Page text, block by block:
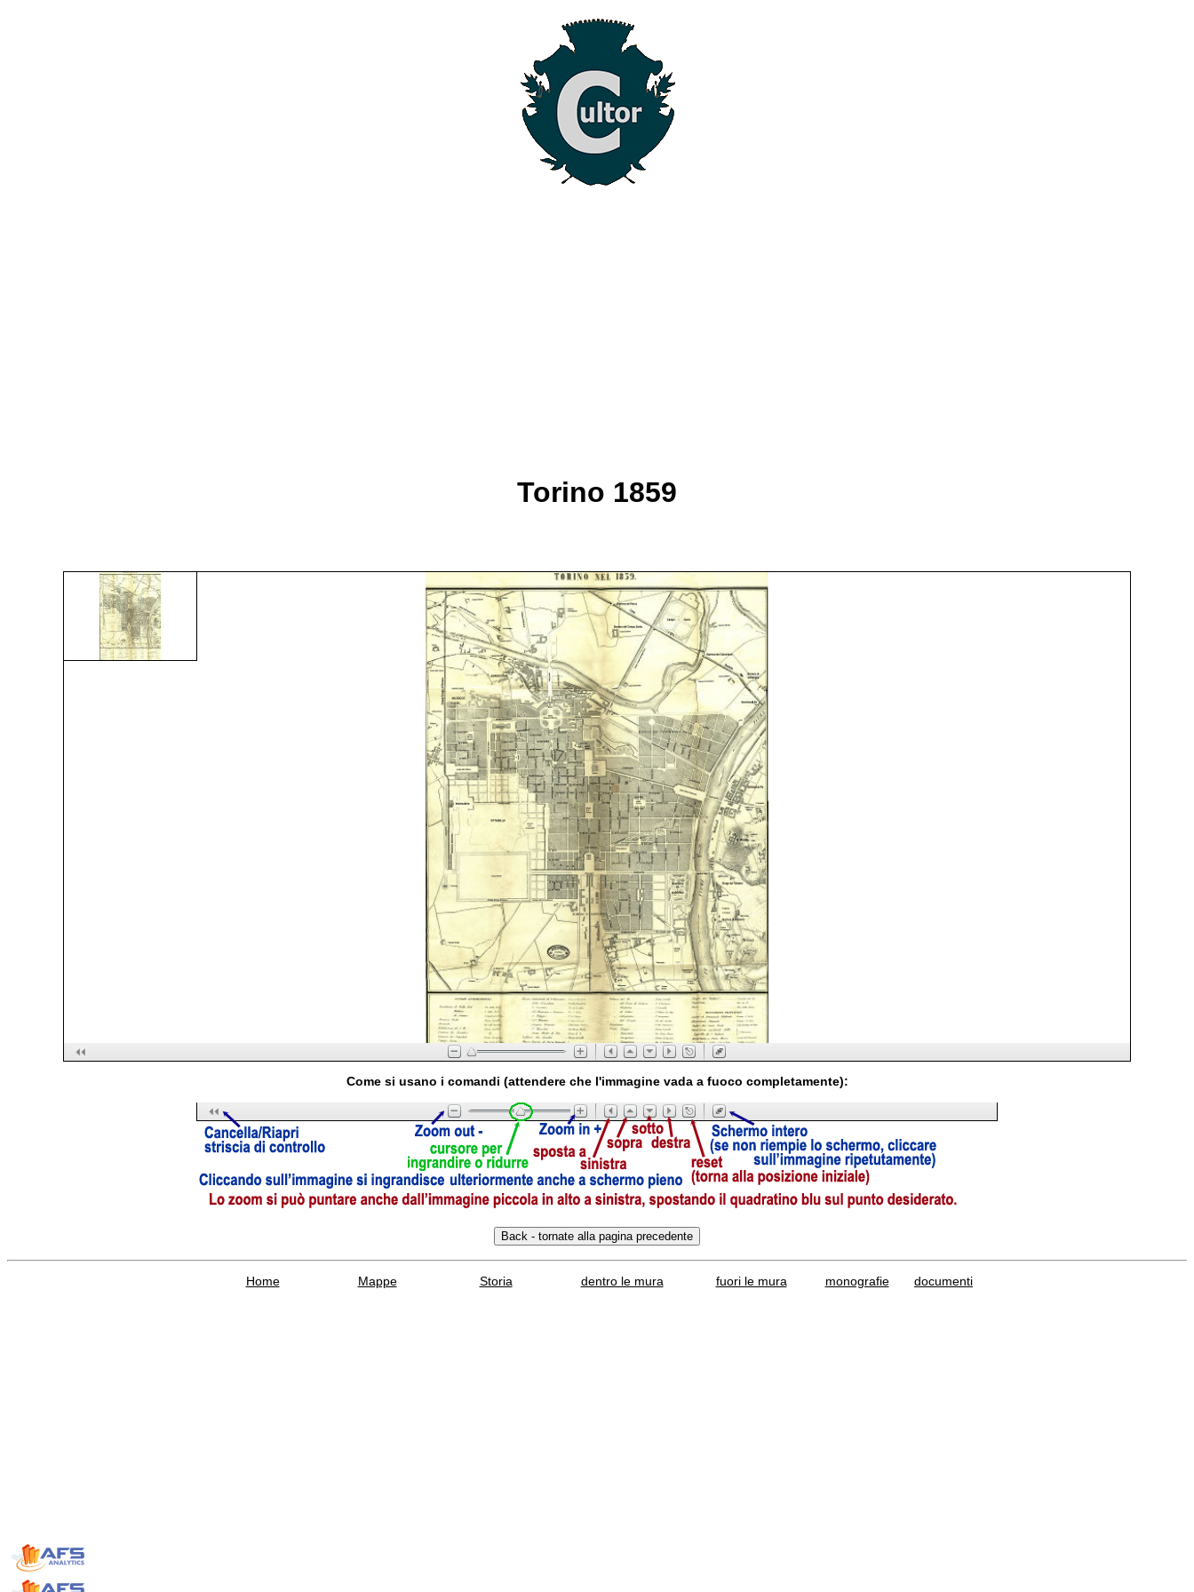
Torino 1859
Come si usano i comandi (attendere che l'immagine vada a fuoco completamente):
Home Mappe Storia dentro le mura fuori le mura monografie documenti